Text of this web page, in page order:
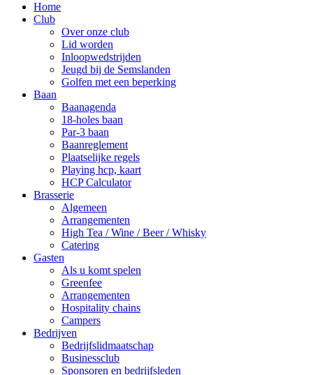
Home
Club
Over onze club
Lid worden
Inloopwedstrijden
Jeugd bij de Semslanden
Golfen met een beperking
Baan
Baanagenda
18-holes baan
Par-3 baan
Baanreglement
Plaatselijke regels
Playing hcp, kaart
HCP Calculator
Brasserie
Algemeen
Arrangementen
High Tea / Wine / Beer / Whisky
Catering
Gasten
Als u komt spelen
Greenfee
Arrangementen
Hospitality chains
Campers
Bedrijven
Bedrijfslidmaatschap
Businessclub
Sponsoren en bedrijfsleden